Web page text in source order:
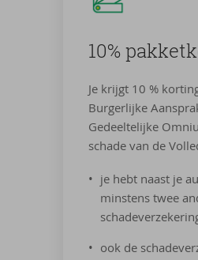
10%
Je krijgt 10 %
Burgerlijke
Gedeeltelijke
schade van de
je hebt naast je
minstens twee
ook de